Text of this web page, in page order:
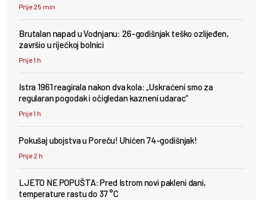
Prije 25 min
Brutalan napad u Vodnjanu: 26-godišnjak teško ozlijeđen,
završio u riječkoj bolnici
Prije 1 h
Istra 1961 reagirala nakon dva kola: „Uskraćeni smo za
regularan pogodak i očigledan kazneni udarac“
Prije 1 h
Pokušaj ubojstva u Poreču! Uhićen 74-godišnjak!
Prije 2 h
LJETO NE POPUŠTA: Pred Istrom novi pakleni dani,
temperature rastu do 37 °C